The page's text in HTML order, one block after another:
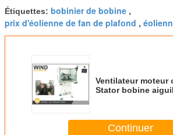
Étiquettes: bobinier de bobine ,
prix d'éolienne de fan de plafond ,
Ventilateur moteur
Stator bobine
Continuer